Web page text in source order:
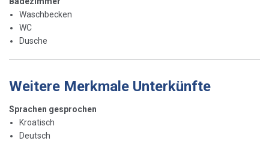
Waschbecken
WC
Dusche
Weitere Merkmale Unterkünfte
Sprachen gesprochen
Kroatisch
Deutsch